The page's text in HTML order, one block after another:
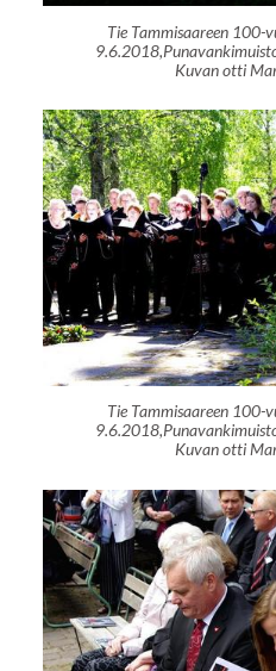
Tie Tammisaareen
Kuvan otti
Tie Tammisaareen
Kuvan otti